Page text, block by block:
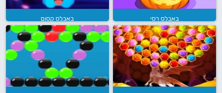
באבלס רסי באבלס קסום